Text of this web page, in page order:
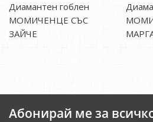
Диамантен гоблен
МОМИЧЕНЦЕ СЪС
ЗАЙЧЕ
Абонирай ме за